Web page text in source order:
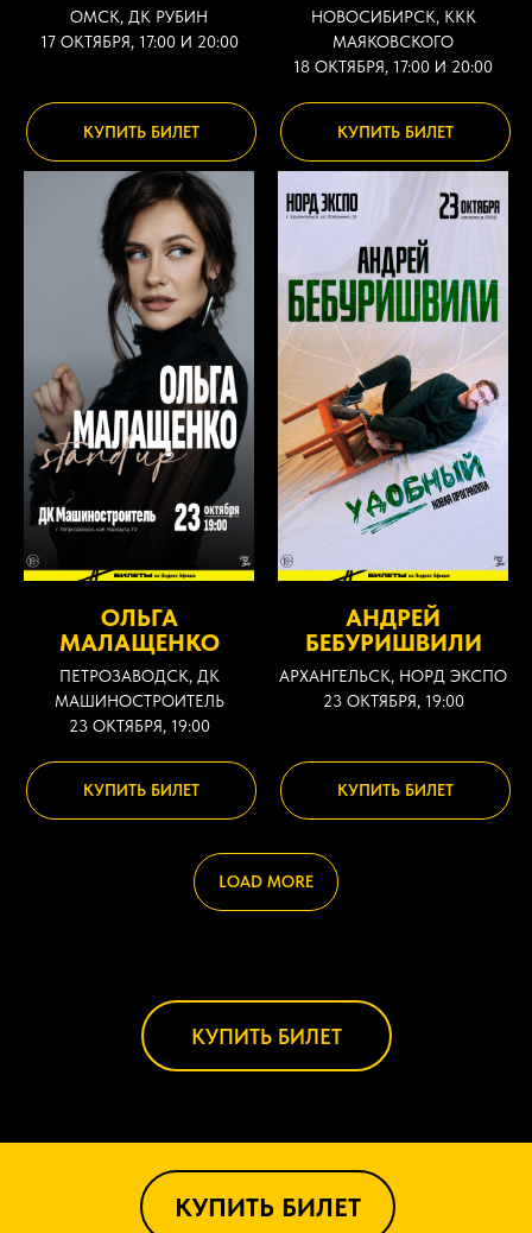
ОМСК, ДК РУБИН
17 ОКТЯБРЯ, 17:00 И 20:00
КУПИТЬ БИЛЕТ
НОВОСИБИРСК, ККК
МАЯКОВСКОГО
18 ОКТЯБРЯ, 17:00 И 20:00
КУПИТЬ БИЛЕТ
ОЛЬГА
МАЛАЩЕНКО
ПЕТРОЗАВОДСК, ДК
МАШИНОСТРОИТЕЛЬ
23 ОКТЯБРЯ, 19:00
КУПИТЬ БИЛЕТ
АНДРЕЙ
БЕБУРИШВИЛИ
АРХАНГЕЛЬСК, НОРД ЭКСПО
23 ОКТЯБРЯ, 19:00
КУПИТЬ БИЛЕТ
LOAD MORE
КУПИТЬ БИЛЕТ
КУПИТЬ БИЛЕТ